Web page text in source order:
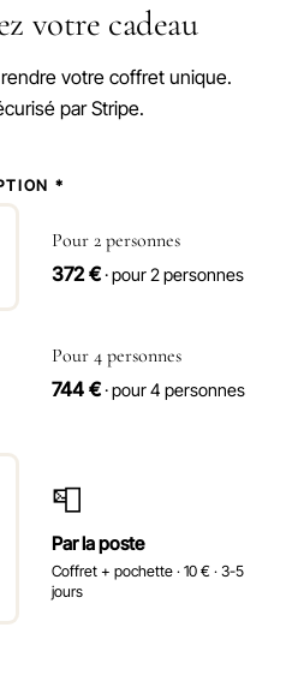
votre cadeau
votre coffret unique.
par Stripe.
*
Pour 2 personnes
372 € · pour 2 personnes
Pour 4 personnes
744 € · pour 4 personnes
📮
Par la poste
Coffret + pochette · 10 € · 3-5
jours